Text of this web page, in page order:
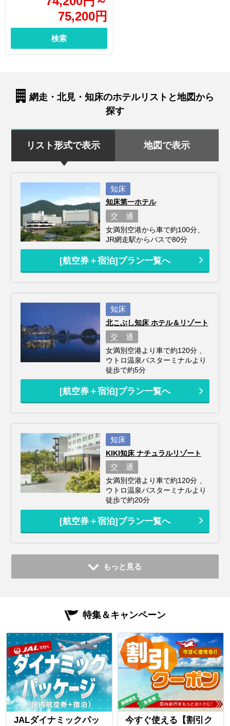
75,200円
検索
網走・北見・知床のホテルリストと地図から
探す
リスト形式で表示 地図で表示
知床
知床第一ホテル
交 通
女満別空港から車で約100分、
JR網走駅からバスで80分
[航空券＋宿泊]プラン一覧へ
知床
北こぶし知床 ホテル＆リゾート
交 通
女満別空港より車で約120分 、
ウトロ温泉バスターミナルより
徒歩で約5分
[航空券＋宿泊]プラン一覧へ
知床
KIKI知床 ナチュラルリゾート
交 通
女満別空港より車で約120分 、
ウトロ温泉バスターミナルより
徒歩で約20分
[航空券＋宿泊]プラン一覧へ
もっと見る
特集＆キャンペーン
JALダイナミックパッ
今すぐ使える【割引ク